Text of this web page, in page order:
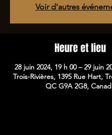
Voir d'autres
Heure et lieu
28 juin 2024, 19 h 00 – 29 juin
Trois-Rivières, 1395 Rue Hart,
QC G9A 2G8,